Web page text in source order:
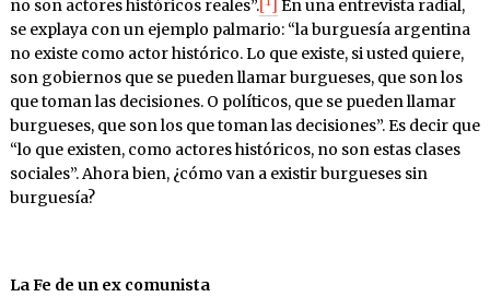
no son actores históricos reales”.[ ] En una entrevista radial,
se explaya con un ejemplo palmario: “la burguesía argentina
no existe como actor histórico. Lo que existe, si usted quiere,
son gobiernos que se pueden llamar burgueses, que son los
que toman las decisiones. O políticos, que se pueden llamar
burgueses, que son los que toman las decisiones”. Es decir que
“lo que existen, como actores históricos, no son estas clases
sociales”. Ahora bien, ¿cómo van a existir burgueses sin
burguesía?
La Fe de un ex comunista